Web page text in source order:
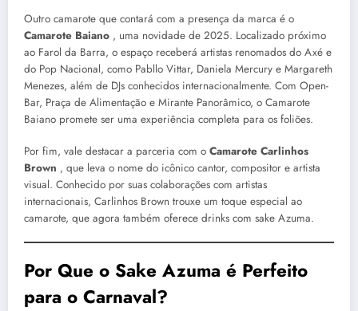
Outro camarote que contará com a presença da marca é o
Camarote Baiano , uma novidade de 2025. Localizado próximo
ao Farol da Barra, o espaço receberá artistas renomados do Axé e
do Pop Nacional, como Pabllo Vittar, Daniela Mercury e Margareth
Menezes, além de DJs conhecidos internacionalmente. Com Open-
Bar, Praça de Alimentação e Mirante Panorâmico, o Camarote
Baiano promete ser uma experiência completa para os foliões.
Por fim, vale destacar a parceria com o Camarote Carlinhos
Brown , que leva o nome do icônico cantor, compositor e artista
visual. Conhecido por suas colaborações com artistas
internacionais, Carlinhos Brown trouxe um toque especial ao
camarote, que agora também oferece drinks com sake Azuma.
Por Que o Sake Azuma é Perfeito
para o Carnaval?